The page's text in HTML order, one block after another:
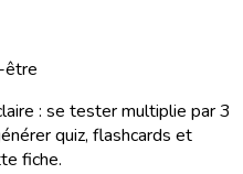
être
: se tester multiplie par 3
quiz, flashcards et
fiche.